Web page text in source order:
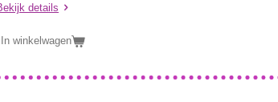
details
In winkelwagen